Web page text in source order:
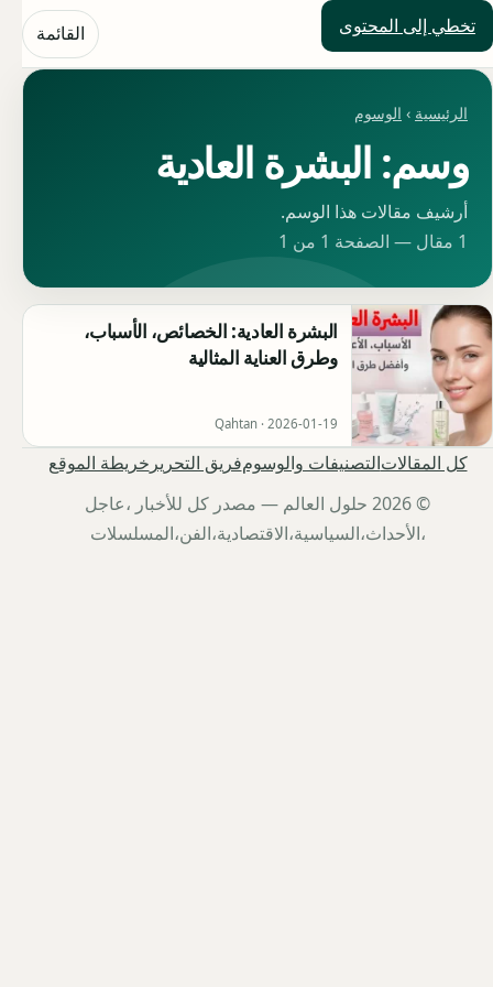
تخطي إلى المحتوى
حلول العالم القائمة
الرئيسية › الوسوم
وسم: البشرة العادية
أرشيف مقالات هذا الوسم.
1 مقال — الصفحة 1 من 1
البشرة العادية: الخصائص، الأسباب،
وطرق العناية المثالية
Qahtan · 2026-01-19
كل المقالاتالتصنيفات والوسومفريق التحرير خريطة الموقع
© 2026 حلول العالم — مصدر كل للأخبار ،عاجل
،الأحداث،السياسية،الاقتصادية،الفن،المسلسلات